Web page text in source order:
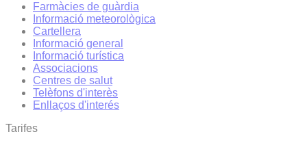
Farmàcies de guàrdia
Informació meteorològica
Cartellera
Informació general
Informació turística
Associacions
Centres de salut
Telèfons d'interès
Enllaços d'interés
Tarifes